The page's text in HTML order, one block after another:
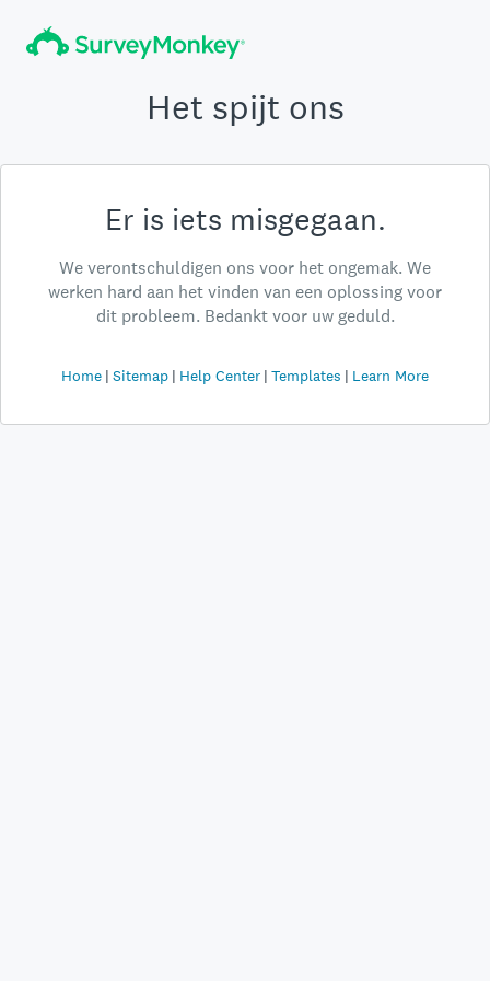
Het spijt ons
Er is iets misgegaan.
We verontschuldigen ons voor het ongemak. We
werken hard aan het vinden van een oplossing voor
dit probleem. Bedankt voor uw geduld.
Home Sitemap Help Center Templates Learn More